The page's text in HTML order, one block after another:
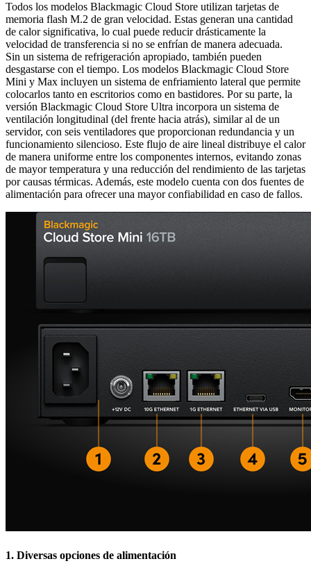
Todos los modelos Blackmagic Cloud Store utilizan tarjetas de
memoria flash M.2 de gran velocidad. Estas generan una cantidad
de calor significativa, lo cual puede reducir drásticamente la
velocidad de transferencia si no se enfrían de manera adecuada.
Sin un sistema de refrigeración apropiado, también pueden
desgastarse con el tiempo. Los modelos Blackmagic Cloud Store
Mini y Max incluyen un sistema de enfriamiento lateral que permite
colocarlos tanto en escritorios como en bastidores. Por su parte, la
versión Blackmagic Cloud Store Ultra incorpora un sistema de
ventilación longitudinal (del frente hacia atrás), similar al de un
servidor, con seis ventiladores que proporcionan redundancia y un
funcionamiento silencioso. Este flujo de aire lineal distribuye el calor
de manera uniforme entre los componentes internos, evitando zonas
de mayor temperatura y una reducción del rendimiento de las tarjetas
por causas térmicas. Además, este modelo cuenta con dos fuentes de
alimentación para ofrecer una mayor confiabilidad en caso de fallos.
1. Diversas opciones de alimentación